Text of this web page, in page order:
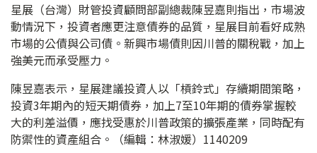
星展（台灣）財管投資顧問部副總裁陳昱嘉則指出，市場波
動情況下，投資者應更注意債券的品質，星展目前看好成熟
市場的公債與公司債。新興市場債則因川普的關稅戰，加上
強美元而承受壓力。
陳昱嘉表示，星展建議投資人以「槓鈴式」存續期間策略，
投資3年期內的短天期債券，加上7至10年期的債券掌握較
大的利差溢價，應找受惠於川普政策的擴張產業，同時配有
防禦性的資產組合。（編輯：林淑媛）1140209